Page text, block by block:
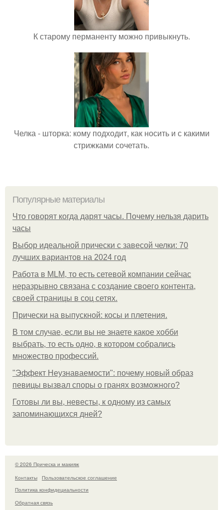
К старому перманенту можно привыкнуть.
Челка - шторка: кому подходит, как носить и с какими
стрижками сочетать.
Популярные материалы
Что говорят когда дарят часы. Почему нельзя дарить
часы
Выбор идеальной прически с завесой челки: 70
лучших вариантов на 2024 год
Работа в MLM, то есть сетевой компании сейчас
неразрывно связана с создание своего контента,
своей страницы в соц сетях.
Прически на выпускной: косы и плетения.
В том случае, если вы не знаете какое хобби
выбрать, то есть одно, в котором собрались
множество профессий.
"Эффект Неузнаваемости": почему новый образ
певицы вызвал споры о гранях возможного?
Готовы ли вы, невесты, к одному из самых
запоминающихся дней?
© 2026 Прическа и макияж
Контакты
Пользовательское соглашение
Политика конфидециальности
Обратная связь